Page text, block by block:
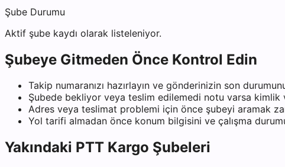
Şube Durumu
Aktif şube kaydı olarak listeleniyor.
Şubeye Gitmeden Önce Kontrol Edin
Takip numaranızı hazırlayın ve gönderinizin son
Şubede bekliyor veya teslim edilemedi notu varsa kimlik
Adres veya teslimat problemi için önce şubeyi aramak
Yol tarifi almadan önce konum bilgisini ve çalışma
Yakındaki PTT Kargo Şubeleri